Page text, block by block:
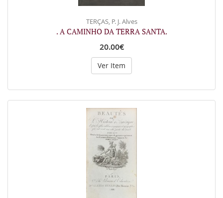
TERÇAS, P. J. Alves
. A CAMINHO DA TERRA SANTA.
20.00€
Ver Item